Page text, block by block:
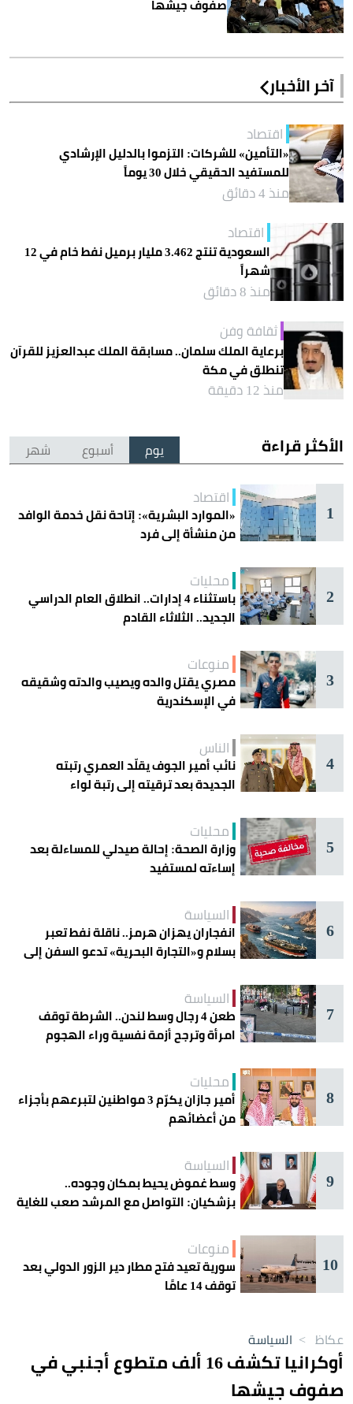
صفوف جيشها
آخر الأخبار
اقتصاد
«التأمين» للشركات: التزموا بالدليل الإرشادي
للمستفيد الحقيقي خلال 30 يوماً
منذ 4 دقائق
اقتصاد
السعودية تنتج 3.462 مليار برميل نفط خام في 12
شهراً
منذ 8 دقائق
ثقافة وفن
برعاية الملك سلمان.. مسابقة الملك عبدالعزيز للقرآن
تنطلق في مكة
منذ 12 دقيقة
الأكثر قراءة يوم أسبوع شهر
1
اقتصاد
«الموارد البشرية»: إتاحة نقل خدمة الوافد
من منشأة إلى فرد
2
محليات
باستثناء 4 إدارات.. انطلاق العام الدراسي
الجديد.. الثلاثاء القادم
3
منوعات
مصري يقتل والده ويصيب والدته وشقيقه
في الإسكندرية
4
الناس
نائب أمير الجوف يقلّد العمري رتبته
الجديدة بعد ترقيته إلى رتبة لواء
5
محليات
وزارة الصحة: إحالة صيدلي للمساءلة بعد
إساءته لمستفيد
6
السياسة
انفجاران يهزان هرمز.. ناقلة نفط تعبر
بسلام و«التجارة البحرية» تدعو السفن إلى
7
السياسة
طعن 4 رجال وسط لندن.. الشرطة توقف
امرأة وترجح أزمة نفسية وراء الهجوم
8
محليات
أمير جازان يكرّم 3 مواطنين لتبرعهم بأجزاء
من أعضائهم
9
السياسة
وسط غموض يحيط بمكان وجوده..
بزشكيان: التواصل مع المرشد صعب للغاية
10
منوعات
سورية تعيد فتح مطار دير الزور الدولي بعد
توقف 14 عامًا
عكاظ > السياسة
أوكرانيا تكشف 16 ألف متطوع أجنبي في
صفوف جيشها